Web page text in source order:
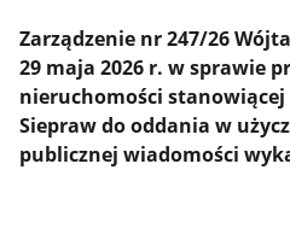
Zarządzenie nr 247/26
29 maja 2026 r. w sprawie
nieruchomości stanowiącej
Siepraw do oddania w
publicznej wiadomości